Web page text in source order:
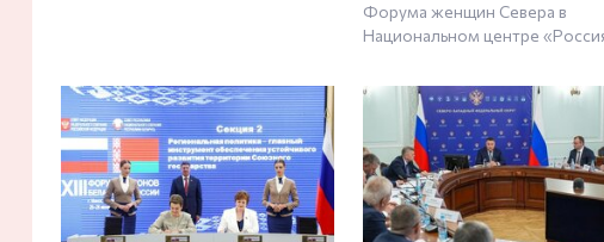
Форума женщин Севера в
Национальном центре